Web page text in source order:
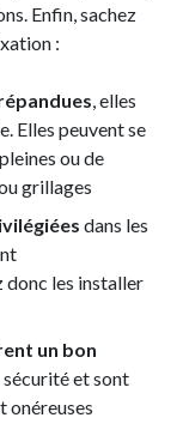
Enfin, sachez
:
, elles
Elles peuvent se
ou de
grillages
dans les
donc les installer
un bon
et sont
onéreuses